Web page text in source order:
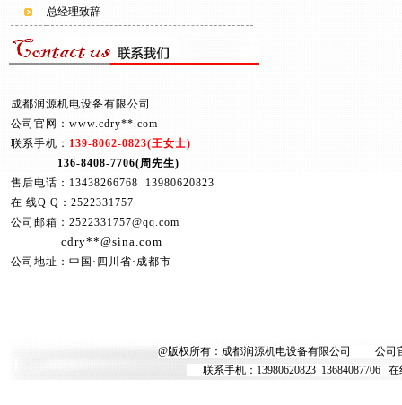
总经理致辞
成都润源机电设备有限公司
公司官网：www.cdry**.com
联系手机： 139-8062-0823(王女士)
136-8408-7706(周先生)
售后电话：13438266768 13980620823
在 线Q Q：2522331757
公司邮箱：2522331757@qq.com
cdry**@sina.com
公司地址：中国·四川省·成都市
@版权所有：成都润源机电设备有限公司 公司
联系手机： 13980620823 13684087706 在